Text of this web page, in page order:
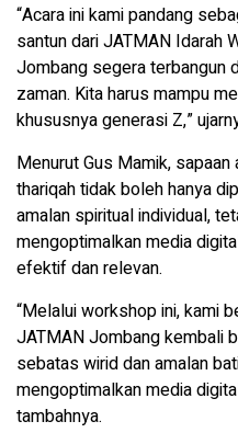
“Acara ini kami pandang
santun dari JATMAN Idarah
Jombang segera terbangun
zaman. Kita harus mampu
khususnya generasi Z,”
Menurut Gus Mamik, sapaan
thariqah tidak boleh hanya
amalan spiritual individual,
mengoptimalkan media
efektif dan relevan.
“Melalui workshop ini, kami
JATMAN Jombang kembali
sebatas wirid dan amalan
mengoptimalkan media
tambahnya.